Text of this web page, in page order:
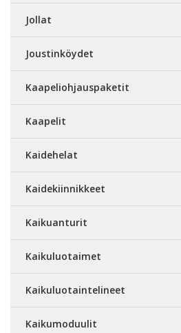
Jollat
Joustinköydet
Kaapeliohjauspaketit
Kaapelit
Kaidehelat
Kaidekiinnikkeet
Kaikuanturit
Kaikuluotaimet
Kaikuluotaintelineet
Kaikumoduulit